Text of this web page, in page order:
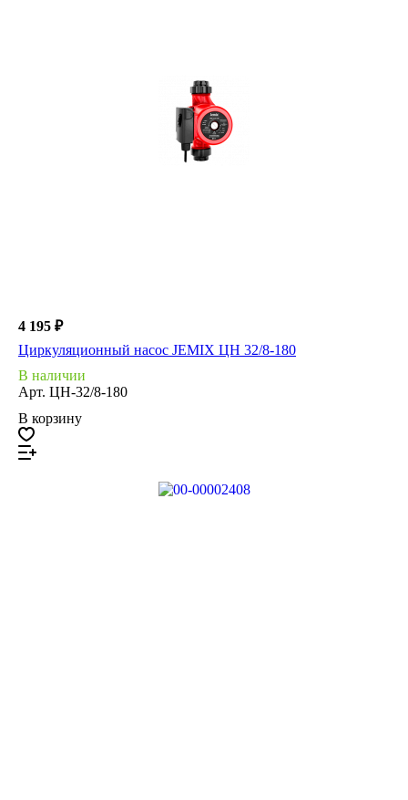
4 195 ₽
Циркуляционный насос JEMIX ЦН 32/8-180
В наличии
Арт. ЦН-32/8-180
В корзину